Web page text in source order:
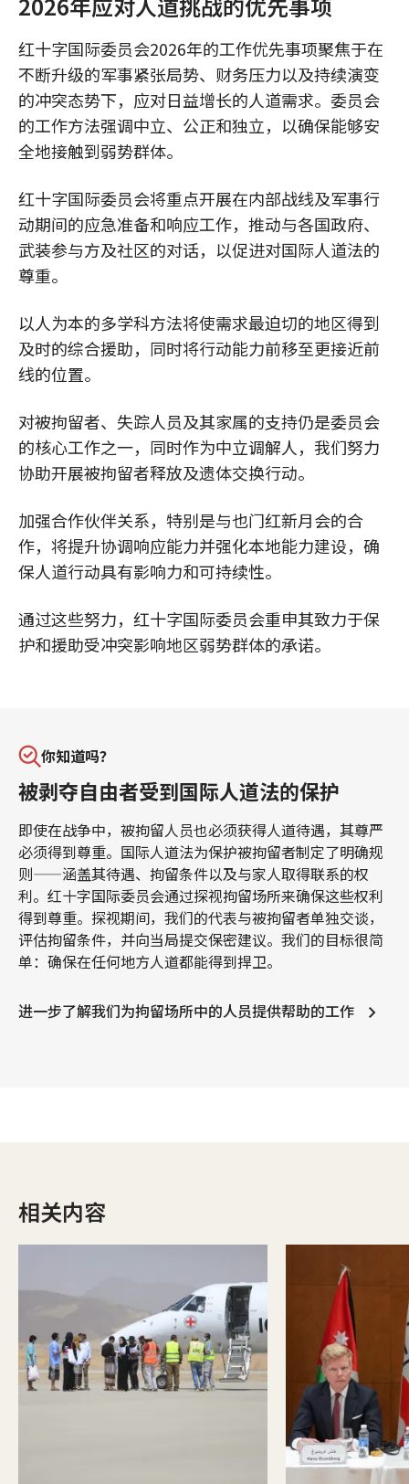
红十字国际委员会2026年的工作优先事项聚焦于在
不断升级的军事紧张局势、财务压力以及持续演变
的冲突态势下，应对日益增长的人道需求。委员会
的工作方法强调中立、公正和独立，以确保能够安
全地接触到弱势群体。
红十字国际委员会将重点开展在内部战线及军事行
动期间的应急准备和响应工作，推动与各国政府、
武装参与方及社区的对话，以促进对国际人道法的
尊重。
以人为本的多学科方法将使需求最迫切的地区得到
及时的综合援助，同时将行动能力前移至更接近前
线的位置。
对被拘留者、失踪人员及其家属的支持仍是委员会
的核心工作之一，同时作为中立调解人，我们努力
协助开展被拘留者释放及遗体交换行动。
加强合作伙伴关系，特别是与也门红新月会的合
作，将提升协调响应能力并强化本地能力建设，确
保人道行动具有影响力和可持续性。
通过这些努力，红十字国际委员会重申其致力于保
护和援助受冲突影响地区弱势群体的承诺。
你知道吗？
被剥夺自由者受到国际人道法的保护
即使在战争中，被拘留人员也必须获得人道待遇，其尊严
必须得到尊重。国际人道法为保护被拘留者制定了明确规
则——涵盖其待遇、拘留条件以及与家人取得联系的权
利。红十字国际委员会通过探视拘留场所来确保这些权利
得到尊重。探视期间，我们的代表与被拘留者单独交谈，
评估拘留条件，并向当局提交保密建议。我们的目标很简
单：确保在任何地方人道都能得到捍卫。
进一步了解我们为拘留场所中的人员提供帮助的工作
相关内容